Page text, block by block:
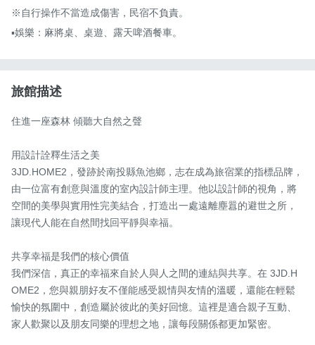
※自行操作不當造成傷害，民宿不負責。
▪️娛樂：麻將桌、桌遊、露天啤酒餐車。
旅館描述
住進一座森林 傾聽大自然之聲
用設計詮釋生活之美
3JD.HOME2，發跡於南投縣魚池鄉，志在成為旅宿業的指標品牌，
由一位富有創意與溫度的室內設計師主理。他以設計師的視角，將
空間的美學與實用性完美結合，打造出一處遠離塵囂的避世之所，
讓現代人能在自然間找回平靜與幸福。
共享幸福是我們的核心價值
我們深信，真正的幸福來自於人與人之間的連結與共享。在 3JD.H
OME2，您與親朋好友不僅能感受親情與友情的溫暖，還能在輕鬆
愉快的氛圍中，創造屬於彼此的美好回憶。這裡是適合親子互動、
家人歡聚以及朋友同樂的理想之地，讓每段關係都更加緊密。